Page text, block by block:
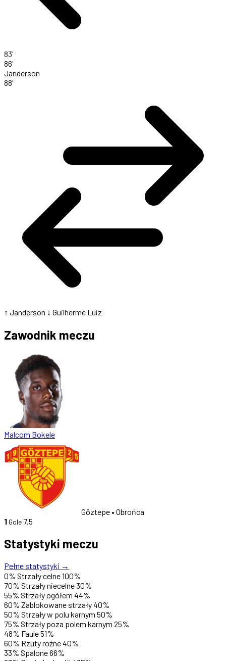
83'
86'
Janderson
88'
↑ Janderson ↓ Guilherme Luiz
Zawodnik meczu
Malcom Bokele
Göztepe • Obrońca
1 Gole 7.5
Statystyki meczu
Pełne statystyki →
0% Strzały celne100%
70% Strzały niecelne30%
55% Strzały ogółem 44%
60% Zablokowane strzały40%
50% Strzały w polu karnym 50%
75% Strzały poza polem karnym 25%
48% Faule51%
60% Rzuty rożne40%
33% Spalone66%